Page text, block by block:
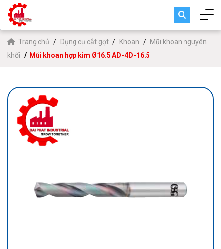
Trang chủ Dụng cụ cắt gọt Khoan
Mũi khoan nguyên
khối
Mũi khoan hợp kim Ø16.5 AD-4D-16.5